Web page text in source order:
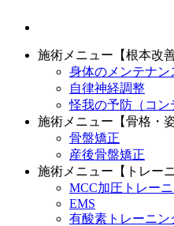
施術メニュー【根本改善
身体のメンテナン
自律神経調整
怪我の予防（コン
施術メニュー【骨格・
骨盤矯正
産後骨盤矯正
施術メニュー【トレー
MCC加圧トレー
EMS
有酸素トレーニン